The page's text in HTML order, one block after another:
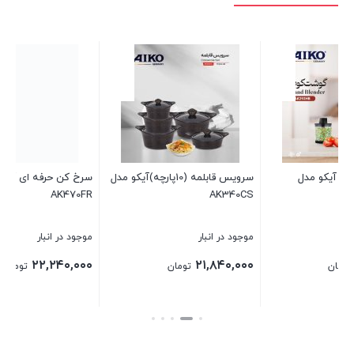
سرخ کن حرفه ای آیکو مدل
تومان
اتو بخار حرفه ای آیکو مدل
تومان
بستن